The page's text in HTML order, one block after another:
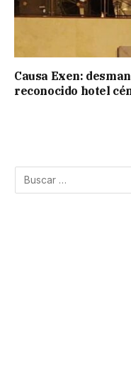
Causa Exen:
reconocido hotel